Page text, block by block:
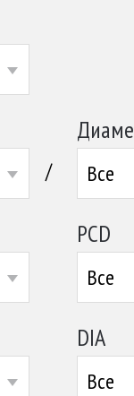
/ Все
PCD
Все
DIA
Все